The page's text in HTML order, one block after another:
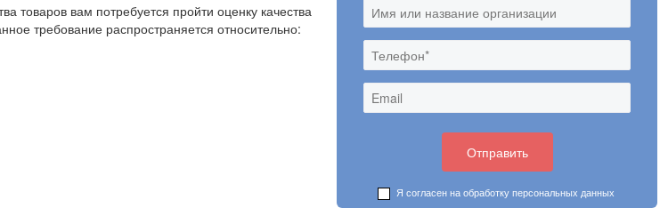
товаров вам потребуется пройти оценку качества
требование распространяется относительно:
Я согласен на обработкуперсональных данных